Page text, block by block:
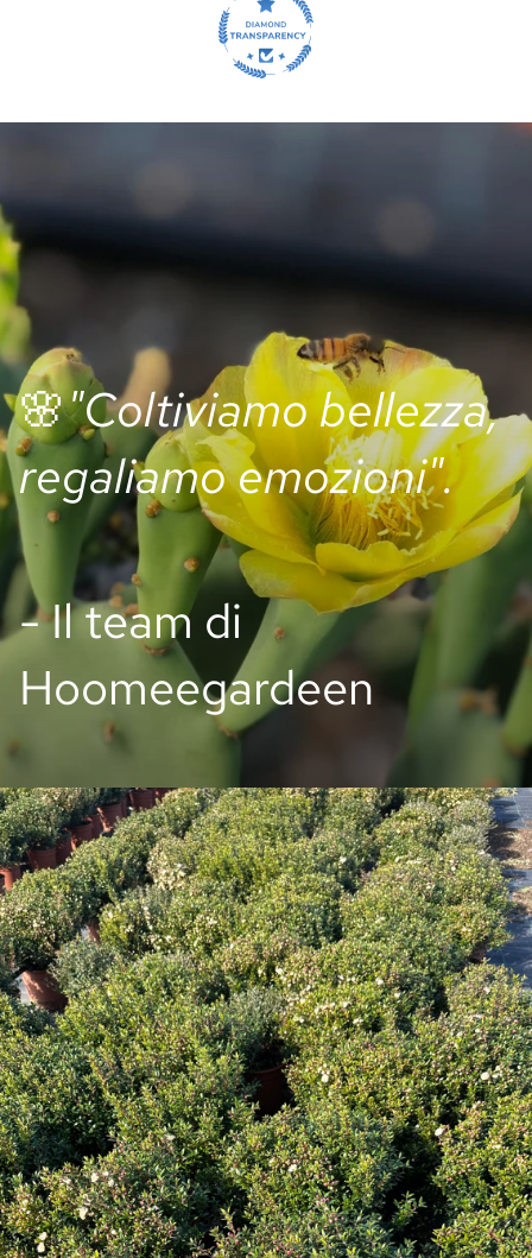
🌸"Coltiviamo bellezza,
regaliamo emozioni".
- Il team di
Hoomeegardeen